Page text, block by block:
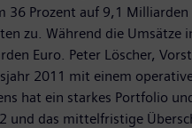
36 Prozent auf 9,1
zu. Während die
Euro. Peter Löscher,
2011 mit einem
hat ein starkes Portfolio
und das mittelfristige